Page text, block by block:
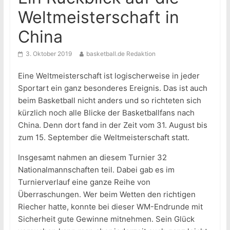
Weltmeisterschaft in
China
3. Oktober 2019 basketball.de Redaktion
Eine Weltmeisterschaft ist logischerweise in jeder
Sportart ein ganz besonderes Ereignis. Das ist auch
beim Basketball nicht anders und so richteten sich
kürzlich noch alle Blicke der Basketballfans nach
China. Denn dort fand in der Zeit vom 31. August bis
zum 15. September die Weltmeisterschaft statt.
Insgesamt nahmen an diesem Turnier 32
Nationalmannschaften teil. Dabei gab es im
Turnierverlauf eine ganze Reihe von
Überraschungen. Wer beim Wetten den richtigen
Riecher hatte, konnte bei dieser WM-Endrunde mit
Sicherheit gute Gewinne mitnehmen. Sein Glück